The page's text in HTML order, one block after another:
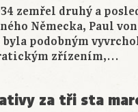
zemřel druhý a
Německa, Paul
podobným
zřízením,…
za tři sta